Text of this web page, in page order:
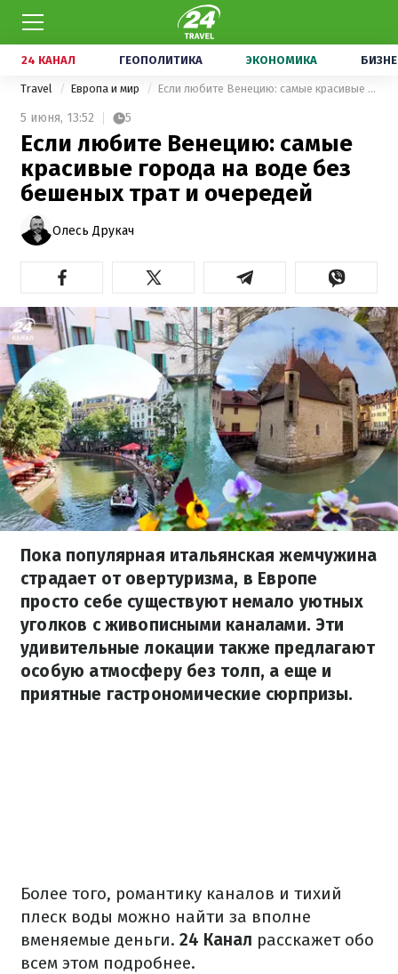
24 КАНАЛ ГЕОПОЛИТИКА ЭКОНОМИКА
Travel Европа и мир Если любите Венецию: самые красивые города на воде без бешеных трат и очередей
5 июня, 13:52 5
Если любите Венецию: самые
красивые города на воде без
бешеных трат и очередей
Олесь Друкач
Пока популярная итальянская жемчужина
страдает от овертуризма, в Европе
просто себе существуют немало уютных
уголков с живописными каналами. Эти
удивительные локации также предлагают
особую атмосферу без толп, а еще и
приятные гастрономические сюрпризы.
Более того, романтику каналов и тихий
плеск воды можно найти за вполне
вменяемые деньги. 24 Канал расскажет обо
всем этом подробнее.